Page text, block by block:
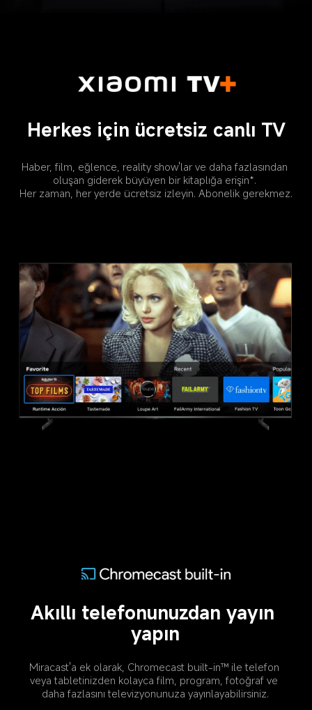
Herkes için ücretsiz canlı TV
Haber, film, eğlence, reality show'lar ve daha fazlasından
oluşan giderek büyüyen bir kitaplığa erişin*.
Her zaman, her yerde ücretsiz izleyin. Abonelik gerekmez.
Akıllı telefonunuzdan yayın
yapın
Miracast'a ek olarak, Chromecast built-in™ ile telefon
veya tabletinizden kolayca film, program, fotoğraf ve
daha fazlasını televizyonunuza yayınlayabilirsiniz.